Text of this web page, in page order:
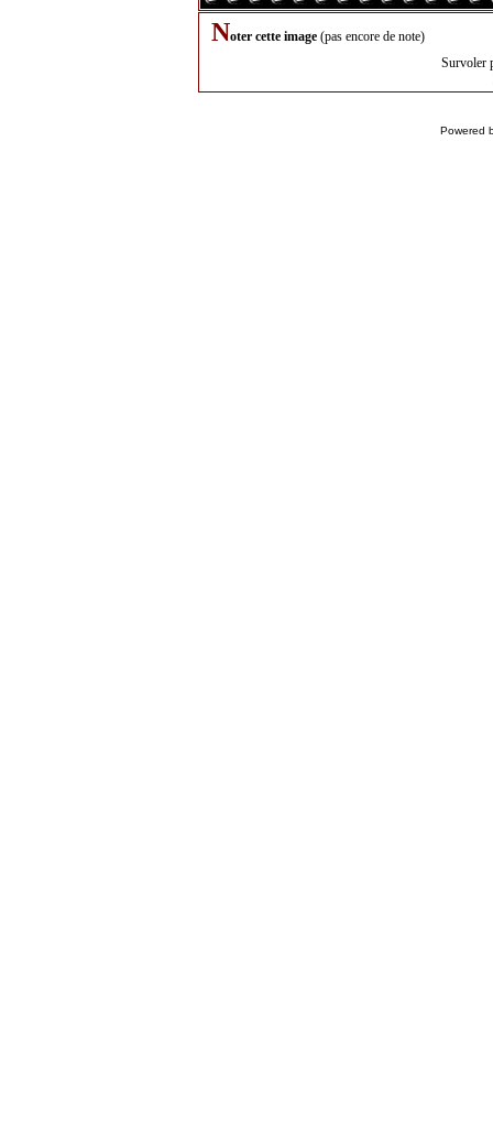
Noter cette image (pas encore de note)
Survoler
Powered